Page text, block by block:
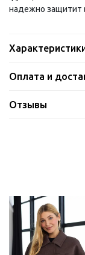
надежно защитит
Оплата и
Отзывы